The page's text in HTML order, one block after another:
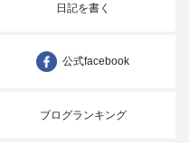
日記を書く
公式facebook
ブログランキング